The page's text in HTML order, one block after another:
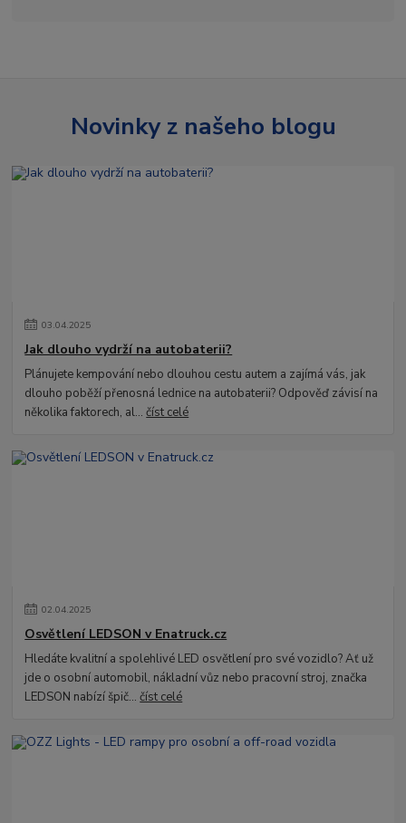
Novinky z našeho blogu
03.04.2025
Jak dlouho vydrží na autobaterii?
Plánujete kempování nebo dlouhou cestu autem a zajímá vás, jak
dlouho poběží přenosná lednice na autobaterii? Odpověď závisí na
několika faktorech, al...číst celé
02.04.2025
Osvětlení LEDSON v Enatruck.cz
Hledáte kvalitní a spolehlivé LED osvětlení pro své vozidlo? Ať už
jde o osobní automobil, nákladní vůz nebo pracovní stroj, značka
LEDSON nabízí špič...číst celé